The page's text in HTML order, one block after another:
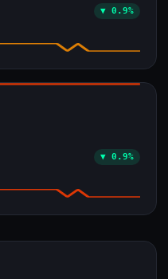
▼ 0.9%
▼ 0.9%